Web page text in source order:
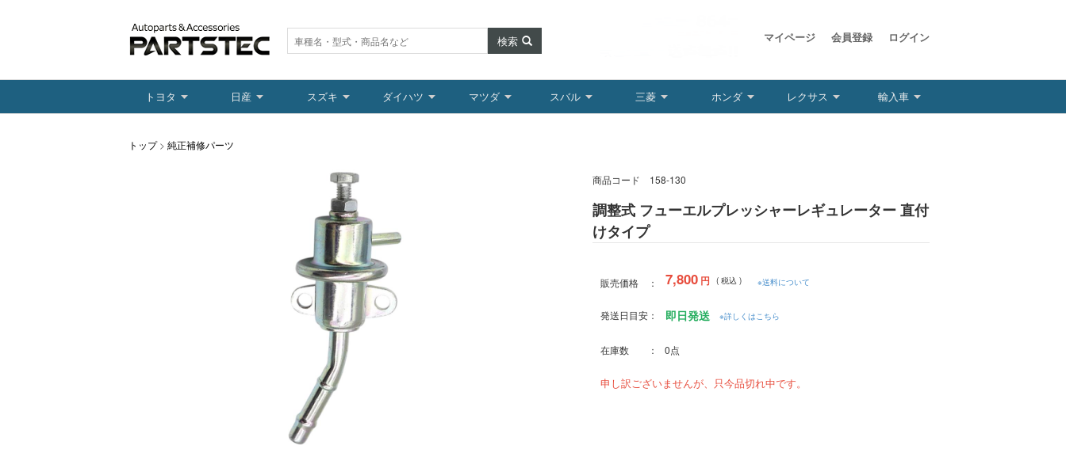
検索 マイページ 会員登録 ログイン
トヨタ 日産 スズキ ダイハツ マツダ スバル 三菱 ホンダ レクサス 輸入車
トップ> 純正補修パーツ
商品コード 158-130
調整式 フューエルプレッシャーレギュレーター 直付
けタイプ
販売価格 ： 7,800 円 ( 税込 ) ※送料について
発送日目安： 即日発送 ※詳しくはこちら
在庫数 ： 0点
申し訳ございませんが、只今品切れ中です。